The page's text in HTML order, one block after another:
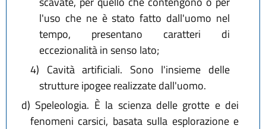
l'uso che ne è stato fatto dall'uomo nel
tempo, presentano caratteri di
eccezionalità in senso lato;
4) Cavità artificiali. Sono l'insieme delle
strutture ipogee realizzate dall'uomo.
d) Speleologia. È la scienza delle grotte e dei
fenomeni carsici, basata sulla esplorazione e